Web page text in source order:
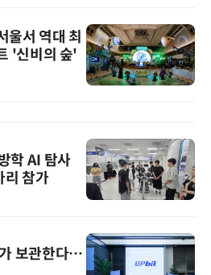
울서 역대 최
'신비의 숲'
학 AI 탐사
개 AI 동아리 참가
보관한다…